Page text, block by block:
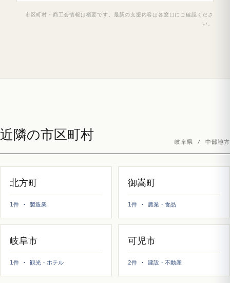
市区町村・商工会情報は概要です。最新の支援内容は各窓口にご確認くださ
い。
近隣の市区町村 岐阜県 / 中部地方
北方町
1件 · 製造業
御嵩町
1件 · 農業・食品
岐阜市
1件 · 観光・ホテル
可児市
2件 · 建設・不動産